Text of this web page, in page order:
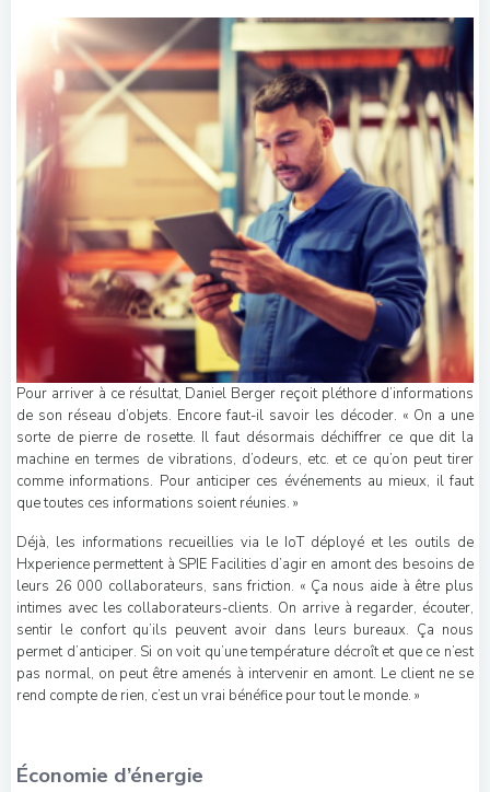
Pour arriver à ce résultat, Daniel Berger reçoit pléthore d’informations
de son réseau d’objets. Encore faut-il savoir les décoder. « On a une
sorte de pierre de rosette. Il faut désormais déchiffrer ce que dit la
machine en termes de vibrations, d’odeurs, etc. et ce qu’on peut tirer
comme informations. Pour anticiper ces événements au mieux, il faut
que toutes ces informations soient réunies. »
Déjà, les informations recueillies via le IoT déployé et les outils de
Hxperience permettent à SPIE Facilities d’agir en amont des besoins de
leurs 26 000 collaborateurs, sans friction. « Ça nous aide à être plus
intimes avec les collaborateurs-clients. On arrive à regarder, écouter,
sentir le confort qu’ils peuvent avoir dans leurs bureaux. Ça nous
permet d’anticiper. Si on voit qu’une température décroît et que ce n’est
pas normal, on peut être amenés à intervenir en amont. Le client ne se
rend compte de rien, c’est un vrai bénéfice pour tout le monde. »
Économie d’énergie